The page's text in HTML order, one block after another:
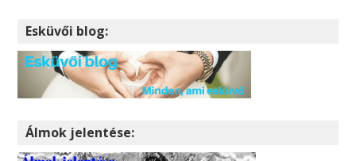
Esküvői blog:
Álmok jelentése: